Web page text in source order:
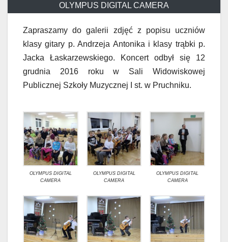
OLYMPUS DIGITAL CAMERA
Zapraszamy do galerii zdjęć z popisu uczniów
klasy gitary p. Andrzeja Antonika i klasy trąbki p.
Jacka Łaskarzewskiego. Koncert odbył się 12
grudnia 2016 roku w Sali Widowiskowej
Publicznej Szkoły Muzycznej I st. w Pruchniku.
OLYMPUS DIGITAL
CAMERA
OLYMPUS DIGITAL
CAMERA
OLYMPUS DIGITAL
CAMERA